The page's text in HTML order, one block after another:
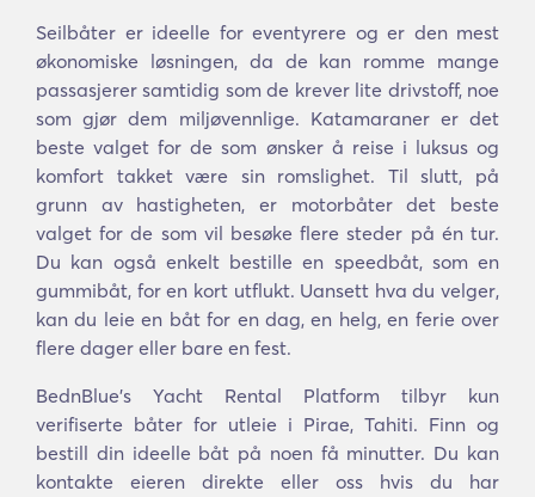
Seilbåter er ideelle for eventyrere og er den mest
økonomiske løsningen, da de kan romme mange
passasjerer samtidig som de krever lite drivstoff, noe
som gjør dem miljøvennlige. Katamaraner er det
beste valget for de som ønsker å reise i luksus og
komfort takket være sin romslighet. Til slutt, på
grunn av hastigheten, er motorbåter det beste
valget for de som vil besøke flere steder på én tur.
Du kan også enkelt bestille en speedbåt, som en
gummibåt, for en kort utflukt. Uansett hva du velger,
kan du leie en båt for en dag, en helg, en ferie over
flere dager eller bare en fest.
BednBlue's Yacht Rental Platform tilbyr kun
verifiserte båter for utleie i Pirae, Tahiti. Finn og
bestill din ideelle båt på noen få minutter. Du kan
kontakte eieren direkte eller oss hvis du har